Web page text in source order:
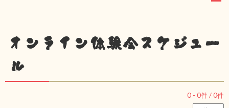
オンライン体験会スケジュー
ル
0 - 0件 /0件